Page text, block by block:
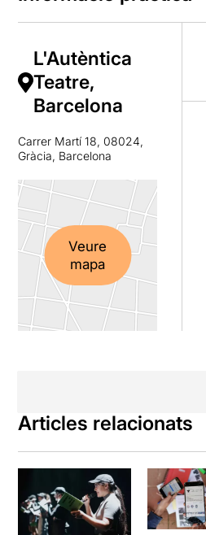
L'Autèntica
Teatre,
Barcelona
Carrer Martí 18, 08024,
Gràcia, Barcelona
Veure
mapa
Articles relacionats